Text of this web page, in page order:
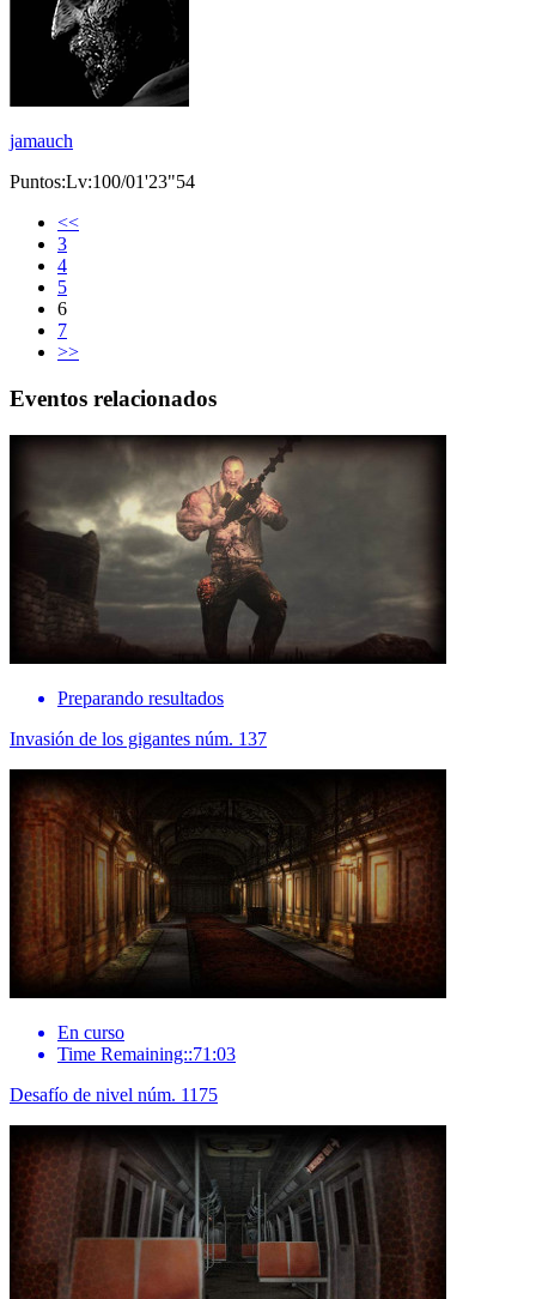
jamauch
Puntos:Lv:100/01'23"54
<<
3
4
5
6
7
>>
Eventos relacionados
Preparando resultados
Invasión de los gigantes núm. 137
En curso
Time Remaining::71:03
Desafío de nivel núm. 1175